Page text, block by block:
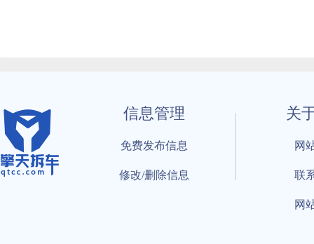
信息管理
免费发布信息
修改/删除信息
关
网
联
网